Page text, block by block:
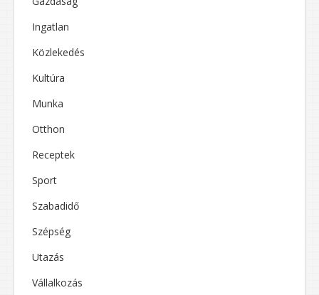
Ingatlan
Közlekedés
Kultúra
Munka
Otthon
Receptek
Sport
Szabadidő
Szépség
Utazás
Vállalkozás